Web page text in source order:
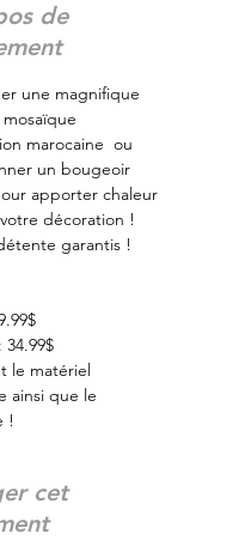
de
une magnifique
marocaine  ou
un bougeoir
apporter chaleur
décoration !
garantis !
le matériel
ainsi que le
!
cet